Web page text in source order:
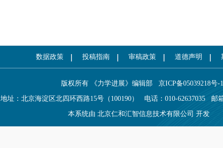
数据政策 投稿指南 审稿政策 道德声明
版权所有 《力学进展》编辑部 京ICP备05039218号-1
地址：北京海淀区北四环西路15号（100190） 电话：010-62637035 邮
本系统由 北京仁和汇智信息技术有限公司 开发